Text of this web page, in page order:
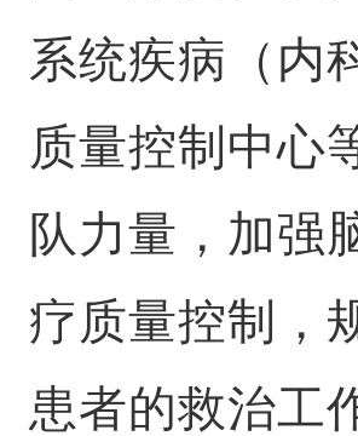
系统疾病（内
质量控制中心
队力量，加强
疗质量控制，
患者的救治工